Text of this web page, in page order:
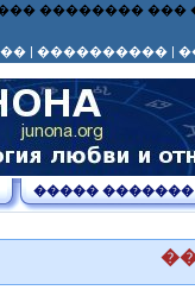
���
| ���������� |
����� �������